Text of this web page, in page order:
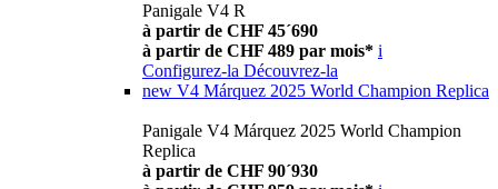
Panigale V4 R
à partir de CHF 45´690
à partir de CHF 489 par mois* i
Configurez-la Découvrez-la
new V4 Márquez 2025 World Champion Replica
Panigale V4 Márquez 2025 World Champion
Replica
à partir de CHF 90´930